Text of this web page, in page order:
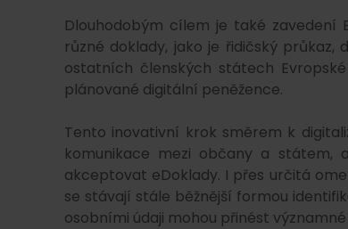
Dlouhodobým cílem je také
různé doklady, jako je řidičský
ostatních členských státech
plánované digitální peněžence.
Tento inovativní krok směrem k
komunikace mezi občany a
akceptovat eDoklady. I přes určitá
se stávají stále běžnější formou
osobními údaji mohou přinést